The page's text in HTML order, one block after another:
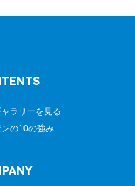
ラリーを見る
ンの10の強み